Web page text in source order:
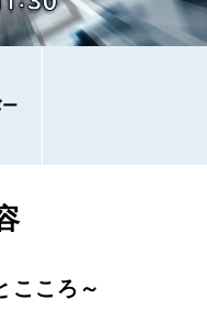
ころ～